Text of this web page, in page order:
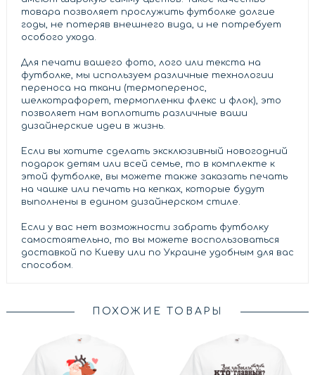
товара позволяет прослужить футболке долгие
годы, не потеряв внешнего вида, и не потребует
особого ухода.
Для печати вашего фото, лого или текста на
футболке, мы используем различные технологии
переноса на ткани (термоперенос,
шелкотрафорет, термопленки флекс и флок), это
позволяет нам воплотить различные ваши
дизайнерские идеи в жизнь.
Если вы хотите сделать эксклюзивный новогодний
подарок детям или всей семье, то в комплекте к
этой футболке, вы можете также заказать печать
на чашке или печать на кепках, которые будут
выполнены в едином дизайнерском стиле.
Если у вас нет возможности забрать футболку
самостоятельно, то вы можете воспользоваться
доставкой по Киеву или по Украине удобным для вас
способом.
ПОХОЖИЕ ТОВАРЫ